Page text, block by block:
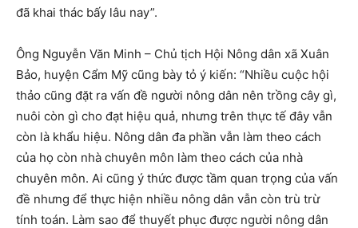
đã khai thác bấy lâu nay”.
Ông Nguyễn Văn Minh – Chủ tịch Hội Nông dân xã Xuân
Bảo, huyện Cẩm Mỹ cũng bày tỏ ý kiến: “Nhiều cuộc hội
thảo cũng đặt ra vấn đề người nông dân nên trồng cây gì,
nuôi còn gì cho đạt hiệu quả, nhưng trên thực tế đây vẫn
còn là khẩu hiệu. Nông dân đa phần vẫn làm theo cách
của họ còn nhà chuyên môn làm theo cách của nhà
chuyên môn. Ai cũng ý thức được tầm quan trọng của vấn
đề nhưng để thực hiện nhiều nông dân vẫn còn trù trừ
tính toán. Làm sao để thuyết phục được người nông dân